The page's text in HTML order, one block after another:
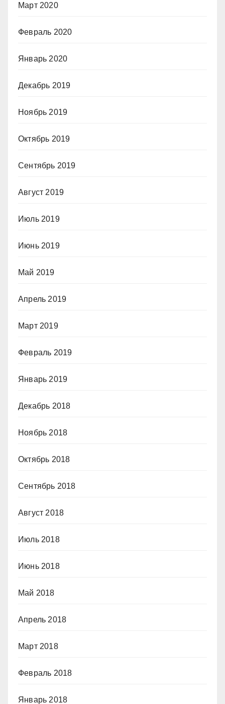
Март 2020
Февраль 2020
Январь 2020
Декабрь 2019
Ноябрь 2019
Октябрь 2019
Сентябрь 2019
Август 2019
Июль 2019
Июнь 2019
Май 2019
Апрель 2019
Март 2019
Февраль 2019
Январь 2019
Декабрь 2018
Ноябрь 2018
Октябрь 2018
Сентябрь 2018
Август 2018
Июль 2018
Июнь 2018
Май 2018
Апрель 2018
Март 2018
Февраль 2018
Январь 2018